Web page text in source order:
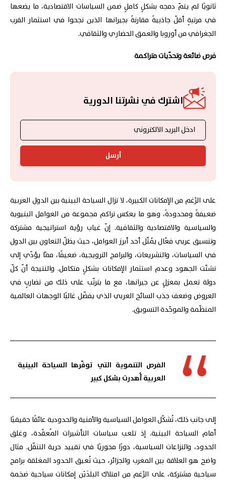
ثانويًا لم يتمّ دمجه بشكلٍ كاملٍ ضمن السياسات الاقتصادية، ما يضعها
في مرتبةٍ أقلّ جاذبيةً مقارنةً بجيرانها الذين نجحوا في استثمار القرب
الجغرافي من أوروبا والعمق الحضاري والثقافي.
فرص ضائعة وتحدّيات متراكمة
اشترك في نشرتنا الدورية
أرسل
على الرَّغم من الإمكانات الكبيرة، لا تزال السياحة البينية بين الدول العربية
ضعيفةً ومحدودةً، وهو ما يعكس تراكم مجموعة من العوامل البنيوية
والسياسية والاقتصادية والثقافية. إنّ غياب رؤية استراتيجية مشتركة
وتنسيق عربي فعّال يُمثّل أحد أبرز العوامل، حيث يظلّ التعاون بين الدول
في السياسات، والتشريعات، والبرامج الترويجية، ضعيفًا، ممّا يؤدّي إلى
تشتّت الجهود وعدم استثمار الإمكانات بشكلٍ متكامل. والنتيجة أنّ كلّ
دولة تعمل بمعزلٍ عن جيرانها، مع ما يترتّب على ذلك من تضاربٍ في
العروض وضعف جذب السائح العربي الذي يفضّل غالبًا الوجهات العالمية
المنظّمة والموحّدة التسويق.
الفرص التنموية التي توفّرها السياحة البينية
العربية أُهدرت بشكل كبير
إلى جانب ذلك، تُشكّل العوامل السياسية والأمنية والحدودية عائقًا حقيقيًا
أمام السياحة البينية. إذ تلعب سياسات التأشيرات المُعقّدة، وغلق
الحدود، والنزاعات السياسية، دورًا محوريًا في تقييد حرية التنقّل. مثال
واضح هو العلاقة بين المغرب والجزائر، حيث تُعيق الحدود المغلقة برامج
سياحية مشتركة، على الرَّغم من امتلاك البلدَيْن إمكانات سياحية ضخمة